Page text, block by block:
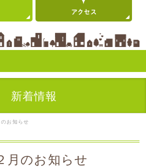
新着情報
のお知らせ
月のお知らせ